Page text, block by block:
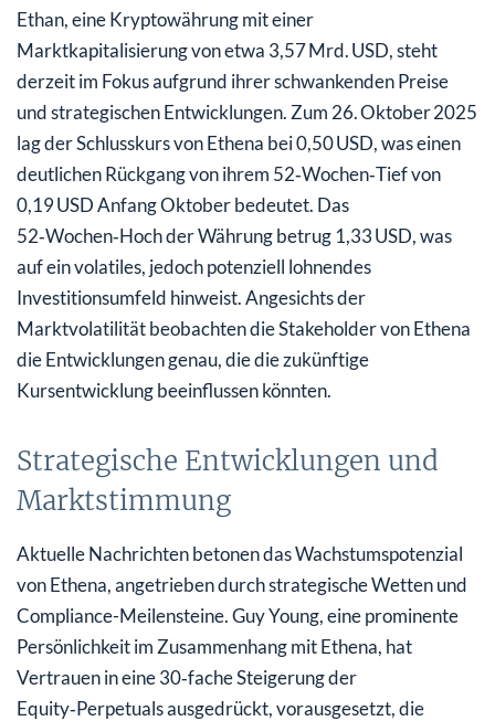
Ethan, eine Kryptowährung mit einer
Marktkapitalisierung von etwa 3,57 Mrd. USD, steht
derzeit im Fokus aufgrund ihrer schwankenden Preise
und strategischen Entwicklungen. Zum 26. Oktober 2025
lag der Schlusskurs von Ethena bei 0,50 USD, was einen
deutlichen Rückgang von ihrem 52‑Wochen‑Tief von
0,19 USD Anfang Oktober bedeutet. Das
52‑Wochen‑Hoch der Währung betrug 1,33 USD, was
auf ein volatiles, jedoch potenziell lohnendes
Investitionsumfeld hinweist. Angesichts der
Marktvolatilität beobachten die Stakeholder von Ethena
die Entwicklungen genau, die die zukünftige
Kursentwicklung beeinflussen könnten.
Strategische Entwicklungen und
Marktstimmung
Aktuelle Nachrichten betonen das Wachstumspotenzial
von Ethena, angetrieben durch strategische Wetten und
Compliance-Meilensteine. Guy Young, eine prominente
Persönlichkeit im Zusammenhang mit Ethena, hat
Vertrauen in eine 30‑fache Steigerung der
Equity‑Perpetuals ausgedrückt, vorausgesetzt, die